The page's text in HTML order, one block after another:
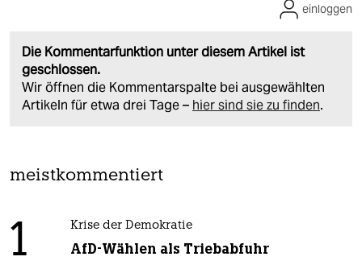
Die Kommentarfunktion unter diesem Artikel ist
geschlossen.
Wir öffnen die Kommentarspalte bei ausgewählten
Artikeln für etwa drei Tage – hier sind sie zu finden.
einloggen
meistkommentiert
1 Krise der Demokratie
AfD-Wählen als Triebabfuhr